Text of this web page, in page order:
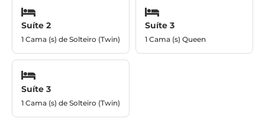
Suíte 2
1 Cama (s) de Solteiro (Twin)
Suíte 3
1 Cama (s) Queen
Suíte 3
1 Cama (s) de Solteiro (Twin)